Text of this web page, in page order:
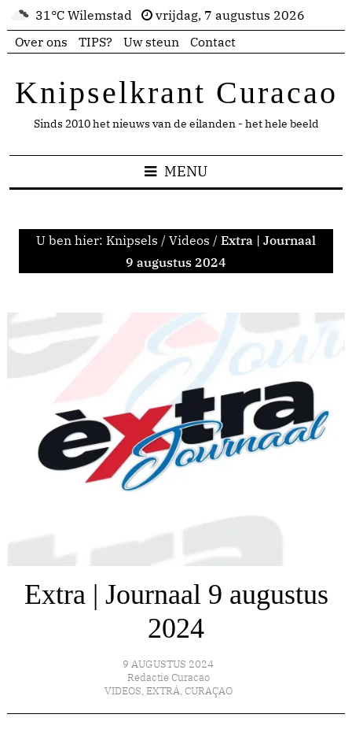
31°C Wilemstad
vrijdag, 7 augustus 2026
Over ons
TIPS? Uw steun Contact
Knipselkrant Curacao
Sinds 2010 het nieuws van de eilanden - het hele beeld
MENU
U ben hier: Knipsels / Videos / Extra | Journaal
9 augustus 2024
Extra | Journaal 9 augustus
2024
9 AUGUSTUS 2024
Redactie Curacao
VIDEOS, EXTRÁ, CURAÇAO